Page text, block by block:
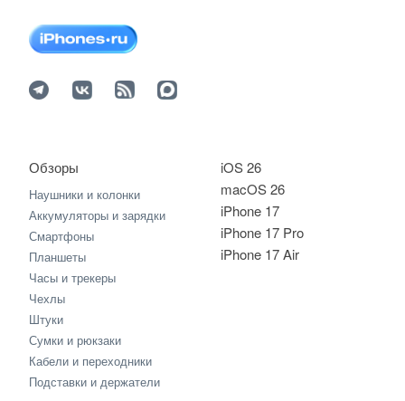
iOS 26
macOS 26
iPhone 17
iPhone 17 Pro
iPhone 17 Air
Обзоры
Наушники и колонки
Аккумуляторы и зарядки
Смартфоны
Планшеты
Часы и трекеры
Чехлы
Штуки
Сумки и рюкзаки
Кабели и переходники
Подставки и держатели